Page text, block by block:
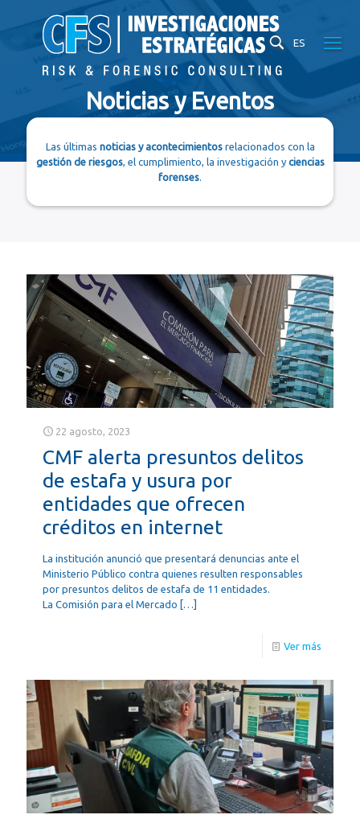
ES
Noticias y Eventos
Las últimas noticias y acontecimientosrelacionados con la
gestión de riesgos, el cumplimiento, la investigación yciencias
forenses.
22 agosto, 2023
CMF alerta presuntos delitos
de estafa y usura por
entidades que ofrecen
créditos en internet
La institución anunció que presentará denuncias ante el
Ministerio Público contra quienes resulten responsables
por presuntos delitos de estafa de 11 entidades.
La Comisión para el Mercado […]
Ver más